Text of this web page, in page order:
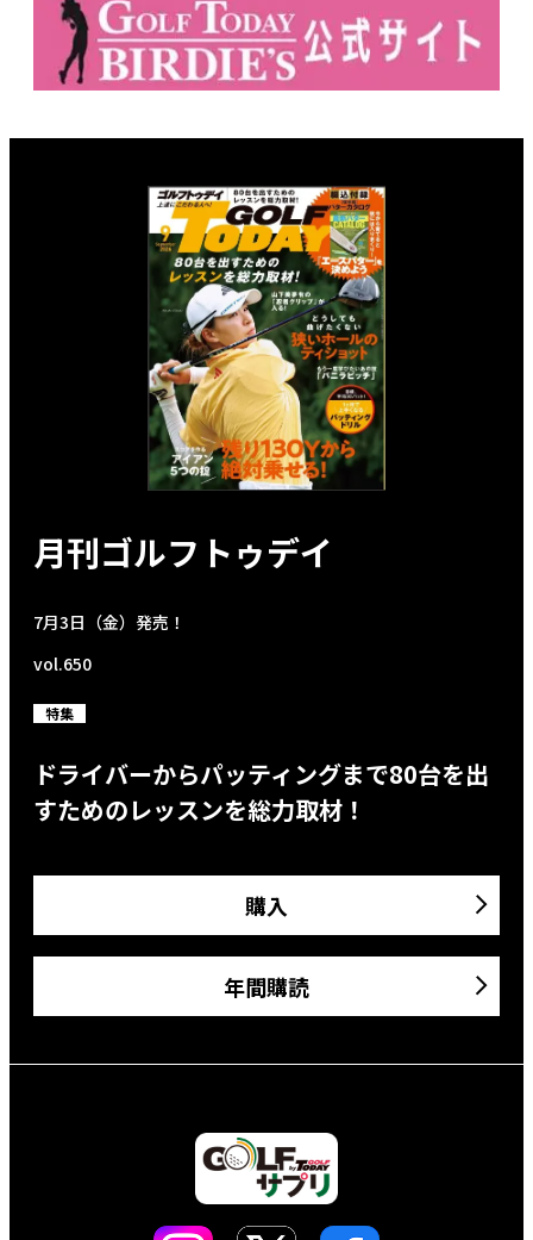
月刊ゴルフトゥデイ
7月3日（金）発売！
vol.650
特集
ドライバーからパッティングまで80台を出
すためのレッスンを総力取材！
購入
年間購読